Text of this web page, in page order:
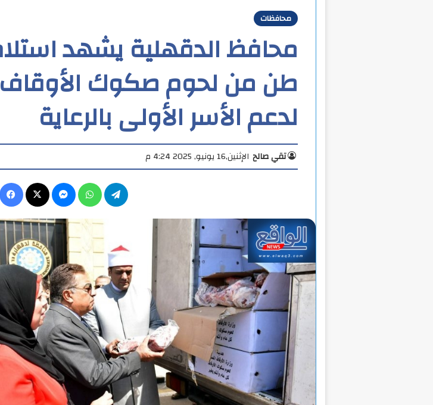
محافظات
طن من لحوم صكوك الأوقاف
لدعم الأسر الأولى بالرعاية
تقي صالح الإثنين,16 يونيو, 2025 4:24 م
ماسنجر واتساب تيلقرام